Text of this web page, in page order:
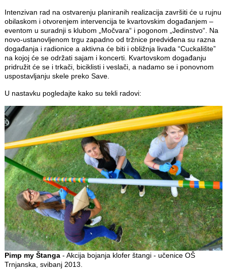
Intenzivan rad na ostvarenju planiranih realizacija završiti će u rujnu
obilaskom i otvorenjem intervencija te kvartovskim događanjem –
eventom u suradnji s klubom „Močvara“ i pogonom „Jedinstvo“. Na
novo-ustanovljenom trgu zapadno od tržnice predviđena su razna
događanja i radionice a aktivna će biti i obližnja livada “Cuckalište”
na kojoj će se održati sajam i koncerti. Kvartovskom događanju
pridružit će se i trkači, biciklisti i veslači, a nadamo se i ponovnom
uspostavljanju skele preko Save.
U nastavku pogledajte kako su tekli radovi:
Pimp my Štanga- Akcija bojanja klofer štangi - učenice OŠ
Trnjanska, svibanj 2013.